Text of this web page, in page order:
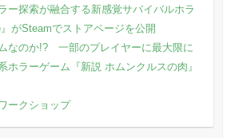
ー探索が融合する新感覚サバイバルホラ
がSteamでストアページを公開
なのか!? 一部のプレイヤーに最大限に
ホラーゲーム『新説 ホムンクルスの肉』
ークショップ